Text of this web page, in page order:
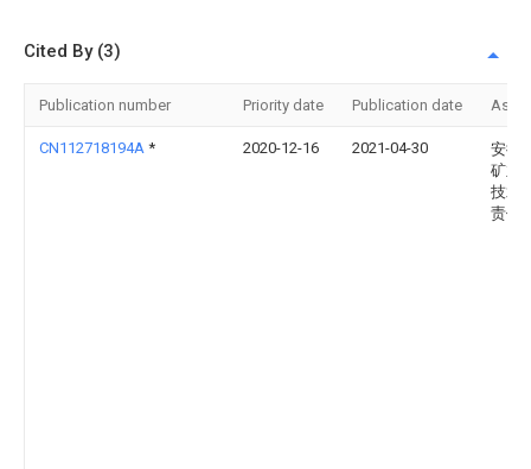
Cited By (3)
Publication number Priority date Publication date
CN112718194A * 2020-12-16 2021-04-30
安徽
矿业
技术
责任